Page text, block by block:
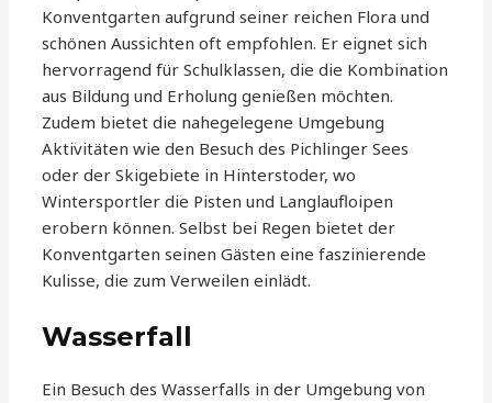
Konventgarten aufgrund seiner reichen Flora und
schönen Aussichten oft empfohlen. Er eignet sich
hervorragend für Schulklassen, die die Kombination
aus Bildung und Erholung genießen möchten.
Zudem bietet die nahegelegene Umgebung
Aktivitäten wie den Besuch des Pichlinger Sees
oder der Skigebiete in Hinterstoder, wo
Wintersportler die Pisten und Langlaufloipen
erobern können. Selbst bei Regen bietet der
Konventgarten seinen Gästen eine faszinierende
Kulisse, die zum Verweilen einlädt.
Wasserfall
Ein Besuch des Wasserfalls in der Umgebung von